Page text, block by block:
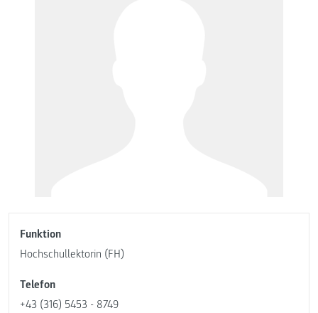
Funktion
Hochschullektorin (FH)
Telefon
+43 (316) 5453 - 8749